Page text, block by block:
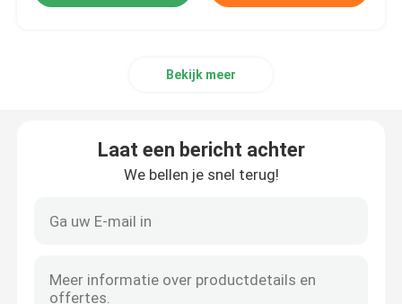
Fabrieksreis
Verzoek om een Citaat
Ceramisch Alumina 95
Bekijk meer
Laat een bericht achter
We bellen je snel terug!